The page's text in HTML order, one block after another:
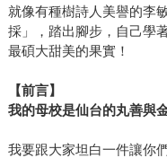
就像有種樹詩人美譽的李
採」，踏出腳步，自己學
最碩大甜美的果實！
【前言】
我的母校是仙台的丸善與金
我要跟大家坦白一件讓你